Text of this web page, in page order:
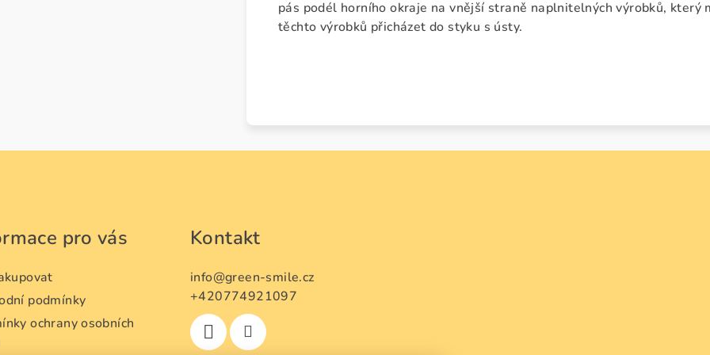
pás podél horního okraje na vnější straně naplnitelných výrobků, který
těchto výrobků přicházet do styku s ústy.
pro vás
podmínky
ochrany osobních
Kontakt
info@green-smile.cz
+420774921097